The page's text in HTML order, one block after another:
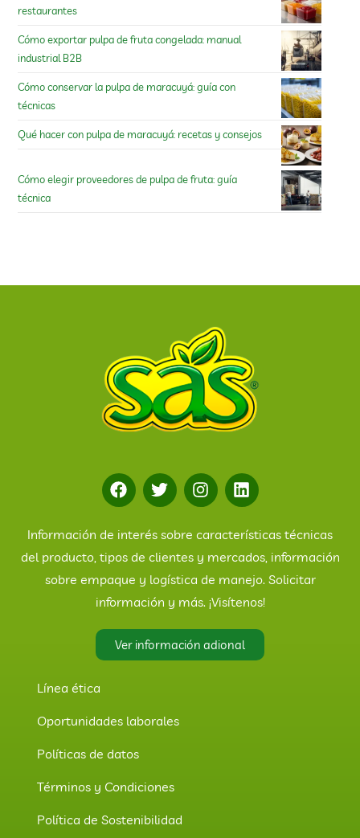
restaurantes
Cómo exportar pulpa de fruta congelada: manual
industrial B2B
Cómo conservar la pulpa de maracuyá: guía con
técnicas
Qué hacer con pulpa de maracuyá: recetas y consejos
Cómo elegir proveedores de pulpa de fruta: guía
técnica
Información de interés sobre características técnicas
del producto, tipos de clientes y mercados, información
sobre empaque y logística de manejo. Solicitar
información y más. ¡Visítenos!
Ver información adional
Línea ética
Oportunidades laborales
Políticas de datos
Términos y Condiciones
Política de Sostenibilidad